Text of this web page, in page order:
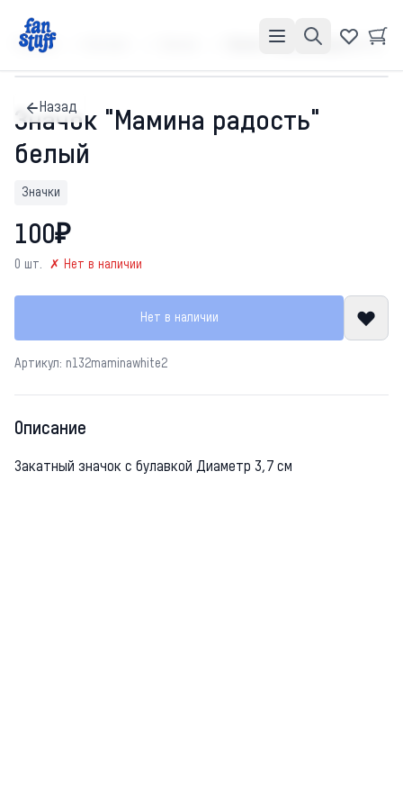
Главная Значок "Мамина радость" белый
Назад
Значок "Мамина радость"
белый
Значки
100₽
0 шт. ✗ Нет в наличии
Нет в наличии
Артикул: n132maminawhite2
Описание
Закатный значок с булавкой Диаметр 3,7 см